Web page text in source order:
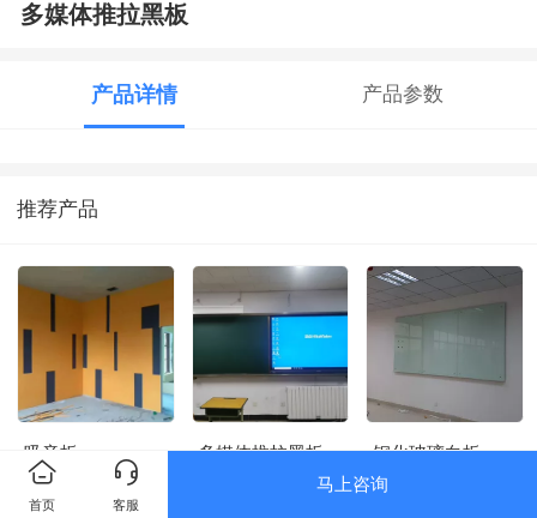
多媒体推拉黑板
产品详情 产品参数
推荐产品
吸音板 多媒体推拉黑板 钢化玻璃白板
首页 客服
马上咨询